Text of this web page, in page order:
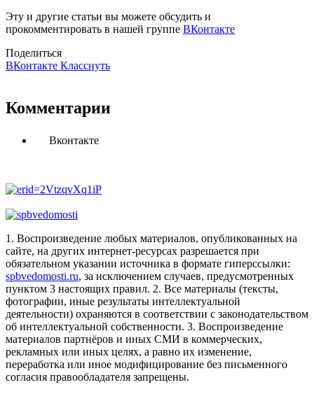
Эту и другие статьи вы можете обсудить и
прокомментировать в нашей группе ВКонтакте
Поделиться
ВКонтакте Класснуть
Комментарии
Вконтакте
1. Воспроизведение любых материалов, опубликованных на
сайте, на других интернет-ресурсах разрешается при
обязательном указании источника в формате гиперссылки:
spbvedomosti.ru, за исключением случаев, предусмотренных
пунктом 3 настоящих правил. 2. Все материалы (тексты,
фотографии, иные результаты интеллектуальной
деятельности) охраняются в соответствии с законодательством
об интеллектуальной собственности. 3. Воспроизведение
материалов партнёров и иных СМИ в коммерческих,
рекламных или иных целях, а равно их изменение,
переработка или иное модифицирование без письменного
согласия правообладателя запрещены.